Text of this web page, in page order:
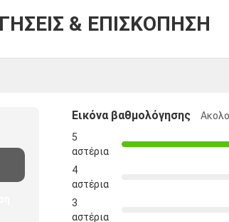
& ΕΠΙΣΚΌΠΗΣΗ